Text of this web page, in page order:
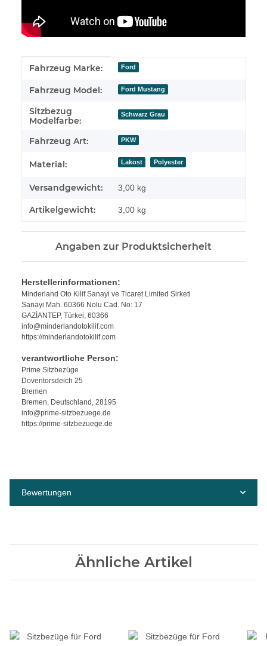
Produkteigenschaft
Wert
Fahrzeug Marke: Ford
Fahrzeug Model: Ford Mustang
Sitzbezug
Modelfarbe:
Schwarz Grau
Fahrzeug Art: PKW
Material: Lakost Polyester
Versandgewicht: 3,00 kg
Artikelgewicht: 3,00 kg
Angaben zur Produktsicherheit
Herstellerinformationen:
Minderland Oto Kilif Sanayi ve Ticaret Limited Sirketi
Sanayi Mah. 60366 Nolu Cad. No: 17
GAZİANTEP, Türkei, 60366
info@minderlandotokilif.com
https://minderlandotokilif.com
verantwortliche Person:
Prime Sitzbezüge
Doventorsdeich 25
Bremen
Bremen, Deutschland, 28195
info@prime-sitzbezuege.de
https://prime-sitzbezuege.de
Bewertungen
Ähnliche Artikel